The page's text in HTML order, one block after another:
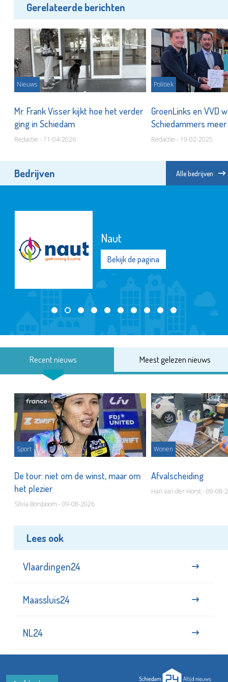
Gerelateerde berichten
Nieuws
Mr. Frank Visser kijkt hoe het verder
ging in Schiedam
Redactie - 11-04-2026
Politiek
GroenLinks en VVD
Schiedammers
betrekken
Redactie - 19-02-2025
Bedrijven Alle bedrijven
Naut
Bekijk de pagina
Recent nieuws Meest gelezen nieuws
Sport
De tour: niet om de winst, maar om
het plezier
Silvia Borsboom - 09-08-2026
Wonen
Afvalscheiding
Han van der Horst - 09-08-
Lees ook
Vlaardingen24
Maassluis24
NL24